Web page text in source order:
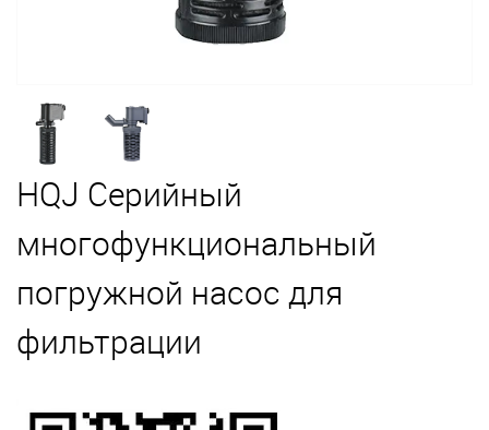
HQJ Серийный
многофункциональный
погружной насос для
фильтрации